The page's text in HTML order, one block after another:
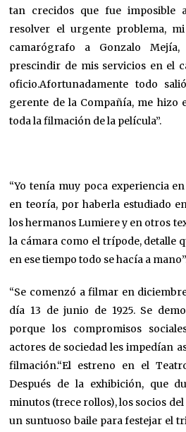
tan crecidos que fue imposible
resolver el urgente problema,
camarógrafo a Gonzalo
prescindir de mis servicios en el
oficio.Afortunadamente todo
gerente de la Compañía, me hizo
toda la filmación de la película”.
“Yo tenía muy poca experiencia
en teoría, por haberla estudiado
los hermanos Lumiere y en otros
la cámara como el trípode, detalle
en ese tiempo todo se hacía a
“Se comenzó a filmar en
día 13 de junio de 1925. Se
porque los compromisos
actores de sociedad les impedían
filmación.“El estreno en el
Después de la exhibición, que
minutos (trece rollos), los socios
un suntuoso baile para festejar el